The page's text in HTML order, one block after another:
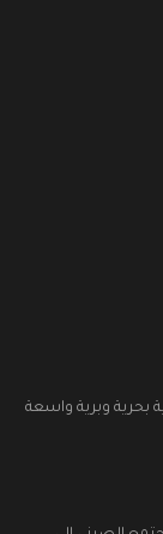
بحرية وبرية واسعة